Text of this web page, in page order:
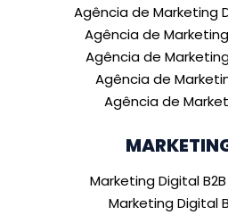
Agência de Marketing
Agência de
Agência de
Agência de
Agência de
Marketing Digital
Marketing Digital